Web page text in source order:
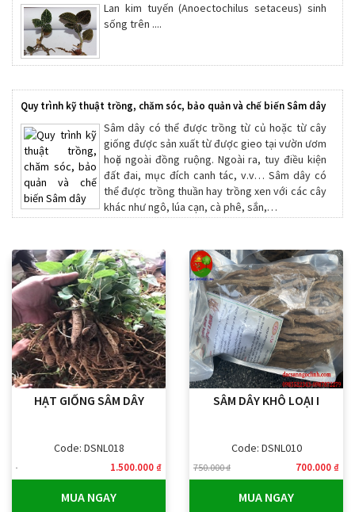
Lan kim tuyến (Anoectochilus setaceus) sinh
sống trên ....
Quy trình kỹ thuật trồng, chăm sóc, bảo quản và chế biến Sâm dây
Sâm dây có thể được trồng từ củ hoặc từ cây
giống được sản xuất từ được gieo tại vườn ươm
hoặc ngoài đồng ruộng. Ngoài ra, tuy điều kiện
đất đai, mục đích canh tác, v.v… Sâm dây có
thể được trồng thuần hay trồng xen với các cây
khác như ngô, lúa cạn, cà phê, sắn,…
HẠT GIỐNG SÂM DÂY
Code: DSNL018
1.500.000 ₫
MUA NGAY
SÂM DÂY KHÔ LOẠI I
Code: DSNL010
750.000 ₫ 700.000 ₫
MUA NGAY